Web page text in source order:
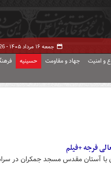
جمعه ۱۶ مرداد ۱۴۰۵ -
و امنیت جهاد و مقاومت حسینیه
فرجه +فیلم
با آستان مقدس مسجد جمکران در